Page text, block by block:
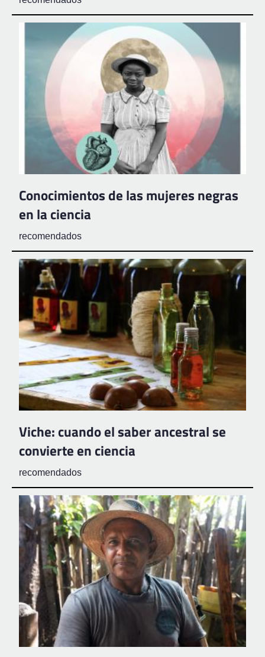
Conocimientos de las mujeres negras
en la ciencia
recomendados
Viche: cuando el saber ancestral se
convierte en ciencia
recomendados